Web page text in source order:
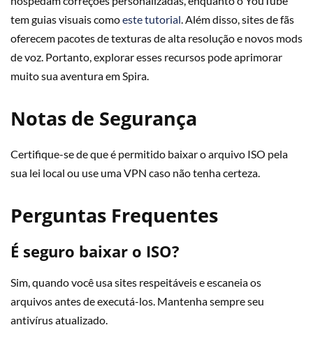
tem guias visuais comoeste tutorial . Além disso, sites de fãs
oferecem pacotes de texturas de alta resolução e novos mods
de voz. Portanto, explorar esses recursos pode aprimorar
muito sua aventura em Spira.
Notas de Segurança
Certifique-se de que é permitido baixar o arquivo ISO pela
sua lei local ou use uma VPN caso não tenha certeza.
Perguntas Frequentes
É seguro baixar o ISO?
Sim, quando você usa sites respeitáveis e escaneia os
arquivos antes de executá-los. Mantenha sempre seu
antivírus atualizado.